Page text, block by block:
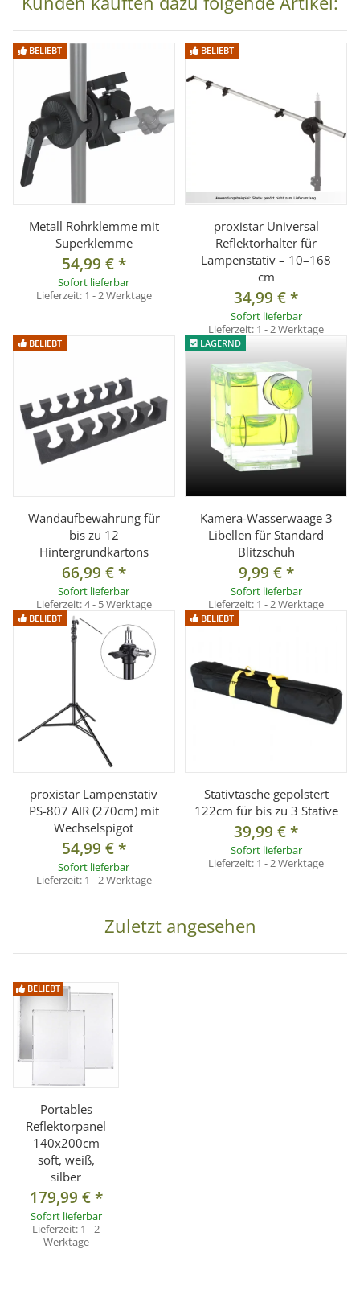
° ideal für Porträt- und Modeaufnahmen
° inklusive Transporttasche
Lieferumfang:
1x Portabler Reflektorpanel 140x200cm soft, weiß, silber inkl.
Transporttasche
BELIEBT
Metall Rohrklemme mit
Superklemme
54,99 €*
Sofort lieferbar
Lieferzeit: 1 - 2 Werktage
BELIEBT
proxistar Universal
Reflektorhalter für
Lampenstativ – 10–168
cm
34,99 €*
Sofort lieferbar
Lieferzeit: 1 - 2 Werktage
BELIEBT
Wandaufbewahrung für
bis zu 12
Hintergrundkartons
66,99 €*
Sofort lieferbar
Lieferzeit:4 - 5 Werktage
LAGERND
Kamera-Wasserwaage 3
Libellen für Standard
Blitzschuh
9,99 €*
Sofort lieferbar
Lieferzeit: 1 - 2 Werktage
BELIEBT
proxistar Lampenstativ
PS-807 AIR (270cm) mit
Wechselspigot
54,99 €*
Sofort lieferbar
Lieferzeit: 1 - 2 Werktage
BELIEBT
Stativtasche gepolstert
122cm für bis zu 3 Stative
39,99 €*
Sofort lieferbar
Lieferzeit: 1 - 2 Werktage
Zuletzt angesehen
BELIEBT
Portables
Reflektorpanel
140x200cm
soft, weiß,
silber
179,99 €*
Sofort lieferbar
Lieferzeit: 1 - 2
Werktage